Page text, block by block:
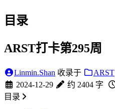
目录
ARST打卡第295周
Linmin.Shan 收录于
ARST
2024-12-29
约 2404 字
目录